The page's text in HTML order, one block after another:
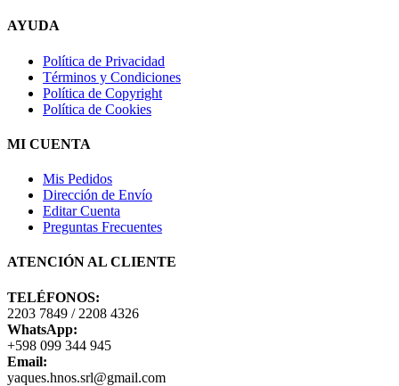
AYUDA
Política de Privacidad
Términos y Condiciones
Política de Copyright
Política de Cookies
MI CUENTA
Mis Pedidos
Dirección de Envío
Editar Cuenta
Preguntas Frecuentes
ATENCIÓN AL CLIENTE
TELÉFONOS:
2203 7849 / 2208 4326
WhatsApp:
+598 099 344 945
Email:
yaques.hnos.srl@gmail.com